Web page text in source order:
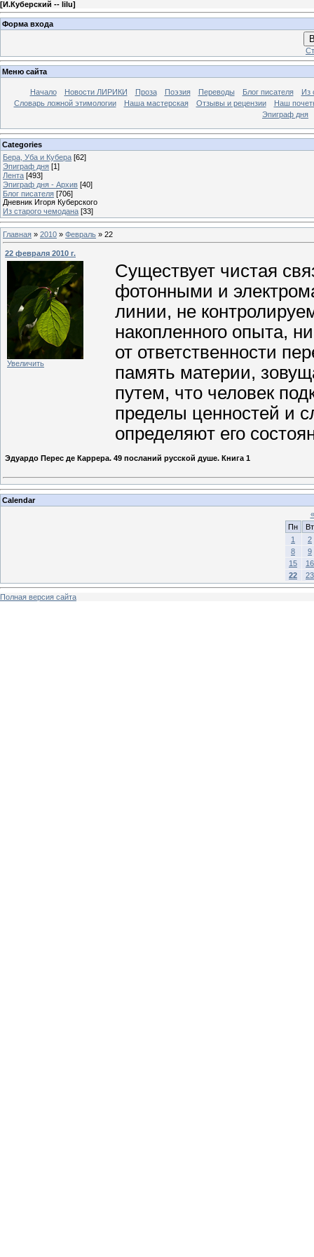
[И.Куберский -- lilu]
Форма входа
Меню сайта
Начало Новости ЛИРИКИ Проза Поэзия Переводы Блог писателя
Из
Словарь ложной этимологии
Наша мастерская Отзывы и рецензии
Наш
Эпиграф дня
Categories
Бера, Уба и Кубера [62]
Эпиграф дня [1]
Лента [493]
Эпиграф дня - Архив [40]
Блог писателя [706]
Дневник Игоря Куберского
Из старого чемодана [33]
Главная » 2010 » Февраль » 22
22 февраля 2010 г.
Увеличить
Существует чистая
фотонными и
линии, не
накопленного опыта,
от ответственности
память материи,
путем, что человек
пределы ценностей и
определяют его
Эдуардо Перес де Каррера. 49 посланий русской душе. Книга 1
Calendar
«
Пн
Вт
1
2
8
9
15
16
22
23
Полная версия сайта